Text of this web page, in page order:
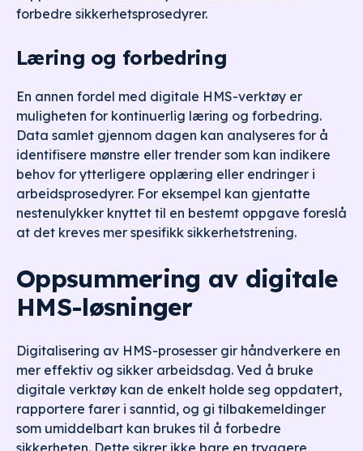
forbedre sikkerhetsprosedyrer.
Læring og forbedring
En annen fordel med digitale HMS-verktøy er
muligheten for kontinuerlig læring og forbedring.
Data samlet gjennom dagen kan analyseres for å
identifisere mønstre eller trender som kan indikere
behov for ytterligere opplæring eller endringer i
arbeidsprosedyrer. For eksempel kan gjentatte
nestenulykker knyttet til en bestemt oppgave foreslå
at det kreves mer spesifikk sikkerhetstrening.
Oppsummering av digitale
HMS-løsninger
Digitalisering av HMS-prosesser gir håndverkere en
mer effektiv og sikker arbeidsdag. Ved å bruke
digitale verktøy kan de enkelt holde seg oppdatert,
rapportere farer i sanntid, og gi tilbakemeldinger
som umiddelbart kan brukes til å forbedre
sikkerheten. Dette sikrer ikke bare en tryggere